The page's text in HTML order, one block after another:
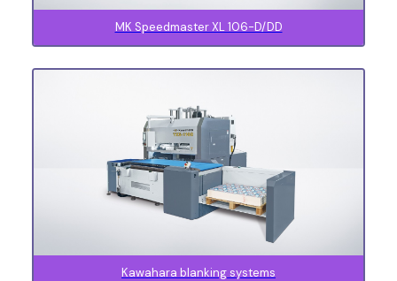
MK Speedmaster XL 106-D/DD
Kawahara blanking systems